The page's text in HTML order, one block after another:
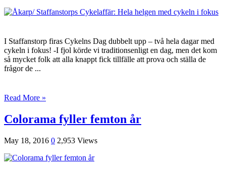
I Staffanstorp firas Cykelns Dag dubbelt upp – två hela dagar med
cykeln i fokus! -I fjol körde vi traditionsenligt en dag, men det kom
så mycket folk att alla knappt fick tillfälle att prova och ställa de
frågor de ...
Read More »
Colorama fyller femton år
May 18, 2016 0 2,953 Views